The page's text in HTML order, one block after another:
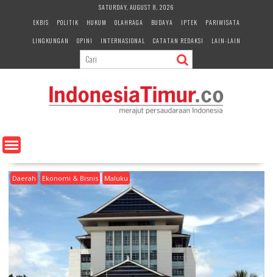
e
n
SATURDAY, AUGUST 8, 2026
EKBIS
POLITIK HUKUM OLAHRAGA BUDAYA IPTEK
PARIWISATA
LINGKUNGAN
OPINI INTERNASIONAL CATATAN REDAKSI LAIN-LAIN
Daerah Ekonomi & Bisnis Maluku